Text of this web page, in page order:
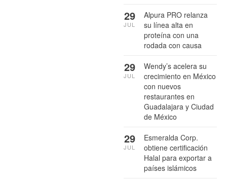
Alpura PRO relanza
su línea alta en
proteína con una
rodada con causa
29
JUL
Wendy’s acelera su
crecimiento en México
con nuevos
restaurantes en
Guadalajara y Ciudad
de México
29
JUL
Esmeralda Corp.
obtiene certificación
Halal para exportar a
países islámicos
29
JUL